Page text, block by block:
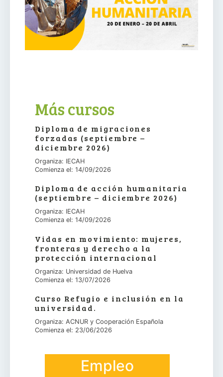
Más cursos
Diploma de migraciones
forzadas (septiembre –
diciembre 2026)
Organiza: IECAH
Comienza el: 14/09/2026
Diploma de acción humanitaria
(septiembre – diciembre 2026)
Organiza: IECAH
Comienza el: 14/09/2026
Vidas en movimiento: mujeres,
fronteras y derecho a la
protección internacional
Organiza: Universidad de Huelva
Comienza el: 13/07/2026
Curso Refugio e inclusión en la
universidad.
Organiza: ACNUR y Cooperación Española
Comienza el: 23/06/2026
Empleo